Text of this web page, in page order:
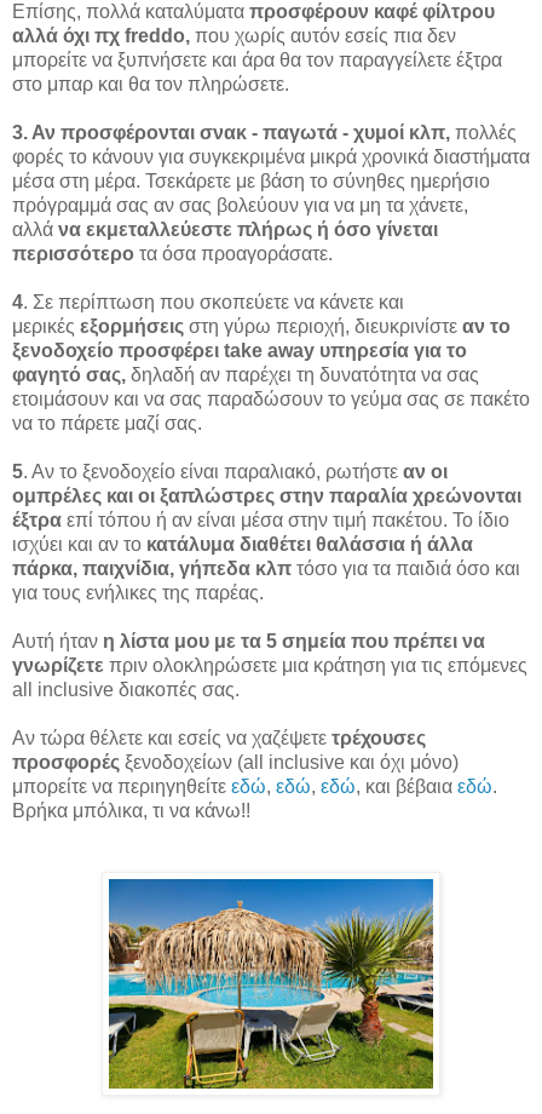
Επίσης, πολλά καταλύματα προσφέρουν καφέ φίλτρου
αλλά όχι πχ freddo, που χωρίς αυτόν εσείς πια δεν
μπορείτε να ξυπνήσετε και άρα θα τον παραγγείλετε έξτρα
στο μπαρ και θα τον πληρώσετε.
3. Αν προσφέρονται σνακ - παγωτά - χυμοί κλπ, πολλές
φορές το κάνουν για συγκεκριμένα μικρά χρονικά διαστήματα
μέσα στη μέρα. Τσεκάρετε με βάση το σύνηθες ημερήσιο
πρόγραμμά σας αν σας βολεύουν για να μη τα χάνετε,
αλλά να εκμεταλλεύεστε πλήρως ή όσο γίνεται
περισσότερο τα όσα προαγοράσατε.
4. Σε περίπτωση που σκοπεύετε να κάνετε και
μερικές εξορμήσεις στη γύρω περιοχή, διευκρινίστε αν το
ξενοδοχείο προσφέρει take away υπηρεσία για το
φαγητό σας, δηλαδή αν παρέχει τη δυνατότητα να σας
ετοιμάσουν και να σας παραδώσουν το γεύμα σας σε πακέτο
να το πάρετε μαζί σας.
5. Αν το ξενοδοχείο είναι παραλιακό, ρωτήστε αν οι
ομπρέλες και οι ξαπλώστρες στην παραλία χρεώνονται
έξτρα επί τόπου ή αν είναι μέσα στην τιμή πακέτου. Το ίδιο
ισχύει και αν το κατάλυμα διαθέτει θαλάσσια ή άλλα
πάρκα, παιχνίδια, γήπεδα κλπ τόσο για τα παιδιά όσο και
για τους ενήλικες της παρέας.
Αυτή ήταν η λίστα μου με τα 5 σημεία που πρέπει να
γνωρίζετε πριν ολοκληρώσετε μια κράτηση για τις επόμενες
all inclusive διακοπές σας.
Αν τώρα θέλετε και εσείς να χαζέψετε τρέχουσες
προσφορές ξενοδοχείων (all inclusive και όχι μόνο)
μπορείτε να περιηγηθείτε εδώ, εδώ, εδώ, και βέβαια εδώ.
Βρήκα μπόλικα, τι να κάνω!!